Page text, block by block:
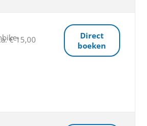
€ 15,00
Direct
boeken